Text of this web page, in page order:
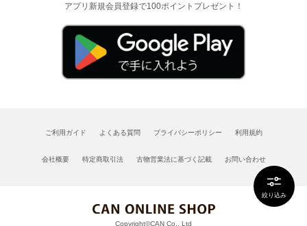
絞り込み
アプリ新規会員登録で100ポイントプレゼント！
ご利用ガイド よくある質問 プライバシーポリシー 利用規約
会社概要 特定商取引法 古物営業法に基づく記載 お問い合わせ
Copyright©CAN Co., Ltd